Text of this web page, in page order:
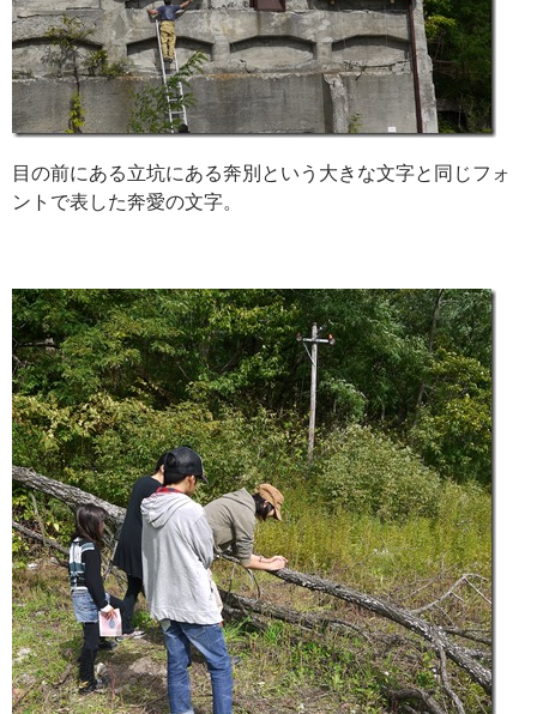
目の前にある立坑にある奔別という大きな文字と同じフォ
ントで表した奔愛の文字。